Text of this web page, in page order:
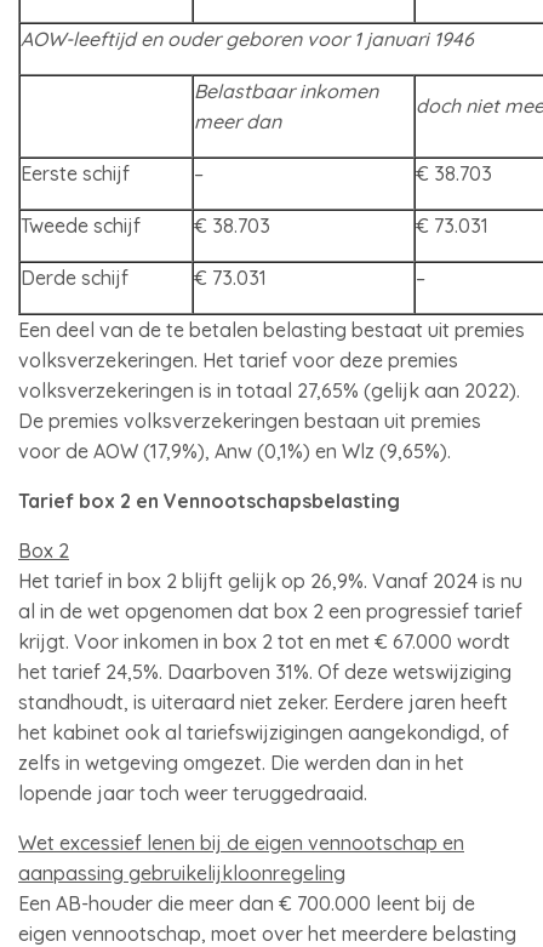
AOW-leeftijd en ouder geboren voor 1 januari 1946
Belastbaar inkomen
meer dan
doch niet
Eerste schijf – € 38.703
Tweede schijf € 38.703 € 73.031
Derde schijf € 73.031 –
Een deel van de te betalen belasting bestaat uit premies
volksverzekeringen. Het tarief voor deze premies
volksverzekeringen is in totaal 27,65% (gelijk aan 2022).
De premies volksverzekeringen bestaan uit premies
voor de AOW (17,9%), Anw (0,1%) en Wlz (9,65%).
Tarief box 2 en Vennootschapsbelasting
Box 2
Het tarief in box 2 blijft gelijk op 26,9%. Vanaf 2024 is nu
al in de wet opgenomen dat box 2 een progressief tarief
krijgt. Voor inkomen in box 2 tot en met € 67.000 wordt
het tarief 24,5%. Daarboven 31%. Of deze wetswijziging
standhoudt, is uiteraard niet zeker. Eerdere jaren heeft
het kabinet ook al tariefswijzigingen aangekondigd, of
zelfs in wetgeving omgezet. Die werden dan in het
lopende jaar toch weer teruggedraaid.
Wet excessief lenen bij de eigen vennootschap en
aanpassing gebruikelijkloonregeling
Een AB-houder die meer dan € 700.000 leent bij de
eigen vennootschap, moet over het meerdere belasting